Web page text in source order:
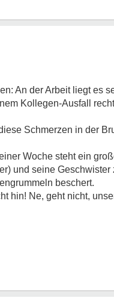
An der Arbeit liegt es
Kollegen-Ausfall
Schmerzen in der
Woche steht ein
und seine
beschert.
hin! Ne, geht nicht,